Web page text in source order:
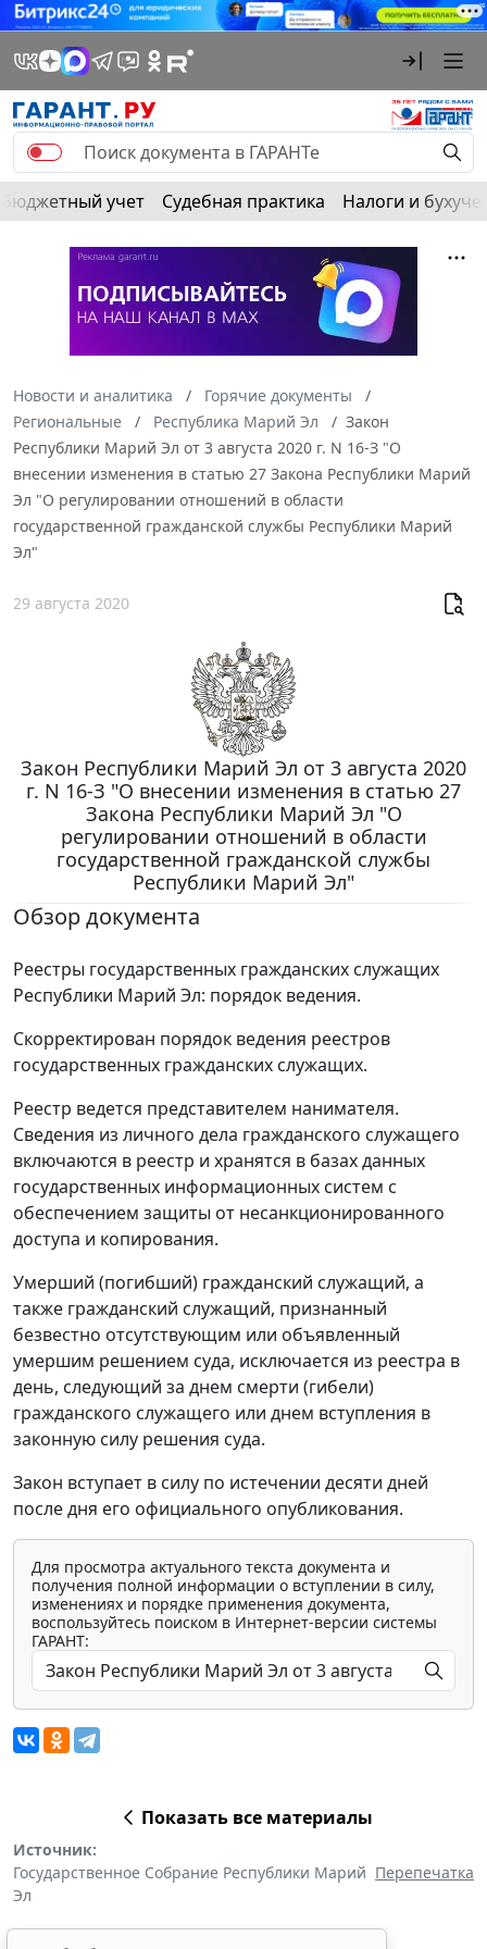
Бюджетный учет Судебная практика Налоги и
Новости и аналитика
Горячие документы
Региональные
Республика Марий Эл
Закон
Республики Марий Эл от 3 августа 2020 г. N 16-З "О
внесении изменения в статью 27 Закона Республики Марий
Эл "О регулировании отношений в области
государственной гражданской службы Республики Марий
Эл"
29 августа 2020
Закон Республики Марий Эл от 3 августа 2020
г. N 16-З "О внесении изменения в статью 27
Закона Республики Марий Эл "О
регулировании отношений в области
государственной гражданской службы
Республики Марий Эл"
Обзор документа
Реестры государственных гражданских служащих
Республики Марий Эл: порядок ведения.
Скорректирован порядок ведения реестров
государственных гражданских служащих.
Реестр ведется представителем нанимателя.
Сведения из личного дела гражданского служащего
включаются в реестр и хранятся в базах данных
государственных информационных систем с
обеспечением защиты от несанкционированного
доступа и копирования.
Умерший (погибший) гражданский служащий, а
также гражданский служащий, признанный
безвестно отсутствующим или объявленный
умершим решением суда, исключается из реестра в
день, следующий за днем смерти (гибели)
гражданского служащего или днем вступления в
законную силу решения суда.
Закон вступает в силу по истечении десяти дней
после дня его официального опубликования.
Для просмотра актуального текста документа и
получения полной информации о вступлении в силу,
изменениях и порядке применения документа,
воспользуйтесь поиском в Интернет-версии системы
ГАРАНТ:
Показать все материалы
Источник:
Государственное Собрание Республики Марий
Эл
Перепечатка